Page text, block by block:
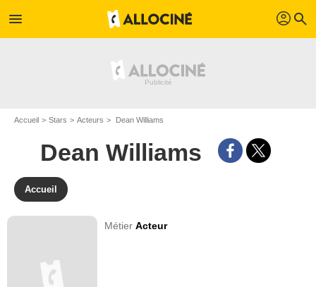
menu profil search
Accueil Stars Acteurs Dean Williams
Dean Williams
Accueil
MétierActeur